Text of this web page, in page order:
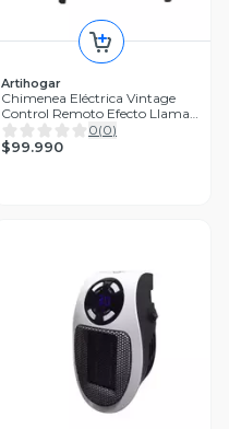
Artihogar
Chimenea Eléctrica Vintage
Control Remoto Efecto Llama
Real
0(0)
$99.990